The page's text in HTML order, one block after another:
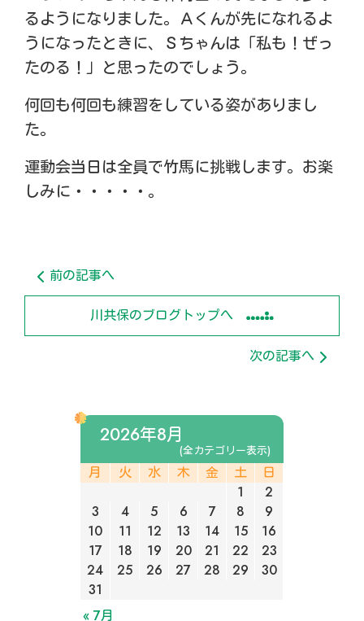
るようになりました。Ａくんが先になれるよ
うになったときに、Ｓちゃんは「私も！ぜっ
たのる！」と思ったのでしょう。
何回も何回も練習をしている姿がありまし
た。
運動会当日は全員で竹馬に挑戦します。お楽
しみに・・・・・。
前の記事へ
川共保のブログトップへ
次の記事へ
2026年8月
(全カテゴリー表示)
月 火 水 木 金 土 日
« 7月
1
2
3
4 5 6 7 8
9
10
11 12 13 14 15
16
17
18 19 20 21 22
23
24
25 26 27 28 29
30
31